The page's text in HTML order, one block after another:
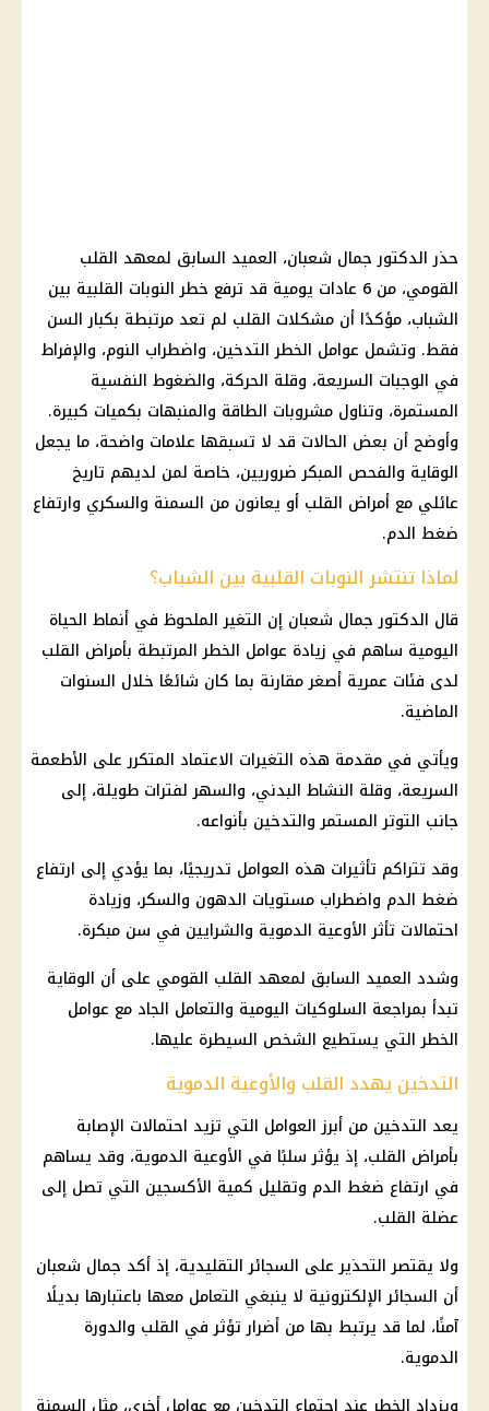
حذر الدكتور جمال شعبان، العميد السابق لمعهد القلب
القومي، من 6 عادات يومية قد ترفع خطر النوبات القلبية بين
الشباب، مؤكدًا أن مشكلات القلب لم تعد مرتبطة بكبار السن
فقط. وتشمل عوامل الخطر التدخين، واضطراب النوم، والإفراط
في الوجبات السريعة، وقلة الحركة، والضغوط النفسية
المستمرة، وتناول مشروبات الطاقة والمنبهات بكميات كبيرة.
وأوضح أن بعض الحالات قد لا تسبقها علامات واضحة، ما يجعل
الوقاية والفحص المبكر ضروريين، خاصة لمن لديهم تاريخ
عائلي مع أمراض القلب أو يعانون من السمنة والسكري وارتفاع
ضغط الدم.
لماذا تنتشر النوبات القلبية بين الشباب؟
قال الدكتور جمال شعبان إن التغير الملحوظ في أنماط الحياة
اليومية ساهم في زيادة عوامل الخطر المرتبطة بأمراض القلب
لدى فئات عمرية أصغر مقارنة بما كان شائعًا خلال السنوات
الماضية.
ويأتي في مقدمة هذه التغيرات الاعتماد المتكرر على الأطعمة
السريعة، وقلة النشاط البدني، والسهر لفترات طويلة، إلى
جانب التوتر المستمر والتدخين بأنواعه.
وقد تتراكم تأثيرات هذه العوامل تدريجيًا، بما يؤدي إلى ارتفاع
ضغط الدم واضطراب مستويات الدهون والسكر، وزيادة
احتمالات تأثر الأوعية الدموية والشرايين في سن مبكرة.
وشدد العميد السابق لمعهد القلب القومي على أن الوقاية
تبدأ بمراجعة السلوكيات اليومية والتعامل الجاد مع عوامل
الخطر التي يستطيع الشخص السيطرة عليها.
التدخين يهدد القلب والأوعية الدموية
يعد التدخين من أبرز العوامل التي تزيد احتمالات الإصابة
بأمراض القلب، إذ يؤثر سلبًا في الأوعية الدموية، وقد يساهم
في ارتفاع ضغط الدم وتقليل كمية الأكسجين التي تصل إلى
عضلة القلب.
ولا يقتصر التحذير على السجائر التقليدية، إذ أكد جمال شعبان
أن السجائر الإلكترونية لا ينبغي التعامل معها باعتبارها بديلًا
آمنًا، لما قد يرتبط بها من أضرار تؤثر في القلب والدورة
الدموية.